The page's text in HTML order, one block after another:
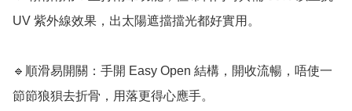
UV 紫外線效果，出太陽遮擋擋光都好實用。
🔹順滑易開關：手開 Easy Open 結構，開收流暢，唔使一
節節狼狽去折骨，用落更得心應手。